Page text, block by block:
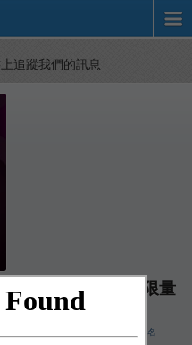
追蹤我們的訊息
名出擊，粉閃耀限量
聯名